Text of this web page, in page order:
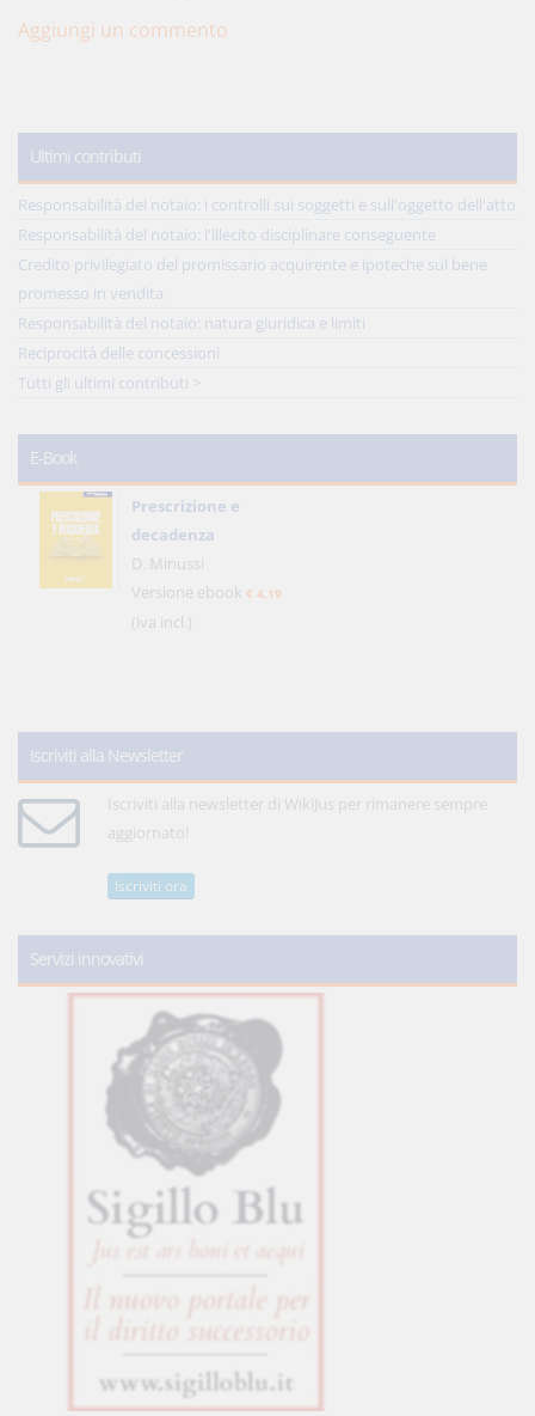
Aggiungi un commento
Ultimi contributi
Responsabilità del notaio: i controlli sui soggetti e sull'oggetto dell'atto
Responsabilità del notaio: l'illecito disciplinare conseguente
Credito privilegiato del promissario acquirente e ipoteche sul bene
promesso in vendita
Responsabilità del notaio: natura giuridica e limiti
Reciprocità delle concessioni
Tutti gli ultimi contributi >
E-Book
Prescrizione e
decadenza
D. Minussi
Versione ebook € 4,19
(iva incl.)
Iscriviti alla Newsletter
Iscriviti alla newsletter di WikiJus per rimanere sempre
aggiornato!
Iscriviti ora
Servizi innovativi